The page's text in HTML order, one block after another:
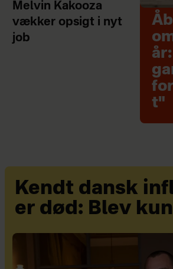
Melvin Kakooza
vækker opsigt i nyt
job
t"
Kendt dansk
er død: Blev